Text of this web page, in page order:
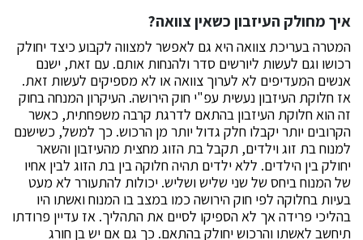
איך מחולק העיזבון כשאין צוואה?
המטרה בעריכת צוואה היא גם לאפשר למצווה לקבוע כיצד יחולק
רכושו וגם לעשות ליורשים סדר ולהנחות אותם. עם זאת, ישנם
אנשים המעדיפים לא לערוך צוואה או לא מספיקים לעשות זאת.
אז חלוקת העיזבון נעשית עפ"י חוק הירושה. העיקרון המנחה בחוק
זה הוא חלוקת העיזבון בהתאם לדרגת קרבה משפחתית, כאשר
הקרובים יותר יקבלו חלק גדול יותר מן הרכוש. כך למשל, כשישנם
למנוח בת זוג וילדים, תקבל בת הזוג מחצית מהעיזבון והשאר
יחולק בין הילדים. ללא ילדים תהיה חלוקה בין בת הזוג לבין אחיו
של המנוח ביחס של שני שליש ושליש. יכולות להתעורר לא מעט
בעיות בחלוקה לפי חוק הירושה כמו במצב בו המנוח ואשתו היו
בהליכי פרידה אך לא הספיקו לסיים את התהליך. אז עדיין פרודתו
תיחשב לאשתו והרכוש יחולק בהתאם. כך גם אם יש בן חורג